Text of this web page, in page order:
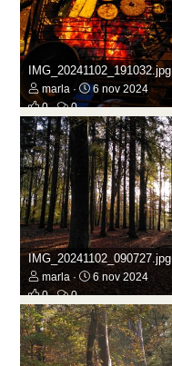
IMG_20241102_191032.jpg
marla
6 nov 2024
0
0
IMG_20241102_090727.jpg
marla
6 nov 2024
0
0